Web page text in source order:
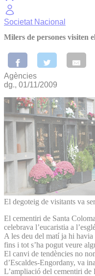
Societat Nacional
Milers de persones visiten
Agències
dg., 01/11/2009
El degoteig de visitants va
El cementiri de Santa
celebrava l’eucaristia a
A les deu del matí ja hi
fins i tot s’ha pogut veure
El canvi de tendències no
d’Escaldes-Engordany, va
L’ampliació del cementiri de